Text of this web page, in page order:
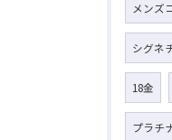
メンズ
シグネ
18金
プラチ